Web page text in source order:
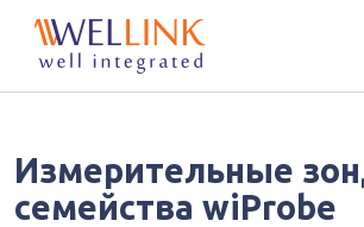
Измерительные
семейства wiProbe